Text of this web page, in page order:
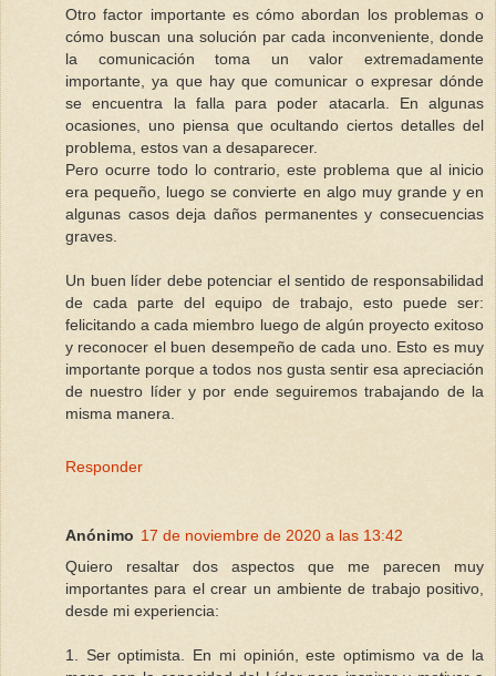
Otro factor importante es cómo abordan los problemas o
cómo buscan una solución par cada inconveniente, donde
la comunicación toma un valor extremadamente
importante, ya que hay que comunicar o expresar dónde
se encuentra la falla para poder atacarla. En algunas
ocasiones, uno piensa que ocultando ciertos detalles del
problema, estos van a desaparecer.
Pero ocurre todo lo contrario, este problema que al inicio
era pequeño, luego se convierte en algo muy grande y en
algunas casos deja daños permanentes y consecuencias
graves.
Un buen líder debe potenciar el sentido de responsabilidad
de cada parte del equipo de trabajo, esto puede ser:
felicitando a cada miembro luego de algún proyecto exitoso
y reconocer el buen desempeño de cada uno. Esto es muy
importante porque a todos nos gusta sentir esa apreciación
de nuestro líder y por ende seguiremos trabajando de la
misma manera.
Responder
Anónimo 17 de noviembre de 2020 a las 13:42
Quiero resaltar dos aspectos que me parecen muy
importantes para el crear un ambiente de trabajo positivo,
desde mi experiencia:
1. Ser optimista. En mi opinión, este optimismo va de la